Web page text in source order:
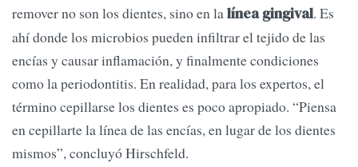
remover no son los dientes, sino en lalínea gingival. Es
ahí donde los microbios pueden infiltrar el tejido de las
encías y causar inflamación, y finalmente condiciones
como la periodontitis. En realidad, para los expertos, el
término cepillarse los dientes es poco apropiado. “Piensa
en cepillarte la línea de las encías, en lugar de los dientes
mismos”, concluyó Hirschfeld.